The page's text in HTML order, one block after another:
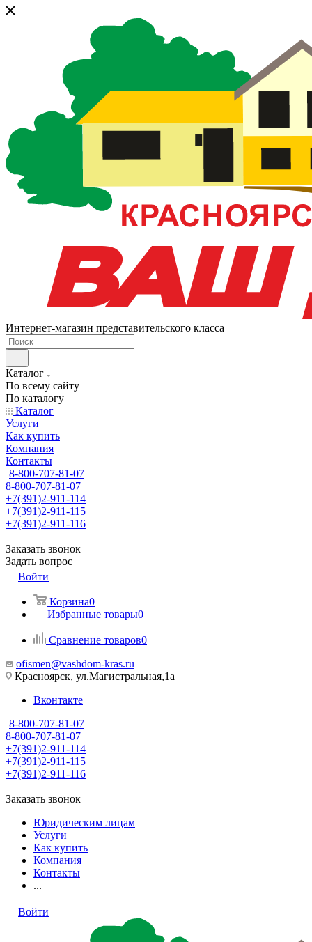
Интернет-магазин представительского класса
Каталог
По всему сайту
По каталогу
Каталог
Услуги
Как купить
Компания
Контакты
8-800-707-81-07
8-800-707-81-07
+7(391)2-911-114
+7(391)2-911-115
+7(391)2-911-116
Заказать звонок
Задать вопрос
Войти
Корзина0
Избранные товары0
Сравнение товаров0
ofismen@vashdom-kras.ru
Красноярск, ул.Магистральная,1а
Вконтакте
8-800-707-81-07
8-800-707-81-07
+7(391)2-911-114
+7(391)2-911-115
+7(391)2-911-116
Заказать звонок
Юридическим лицам
Услуги
Как купить
Компания
Контакты
...
Войти